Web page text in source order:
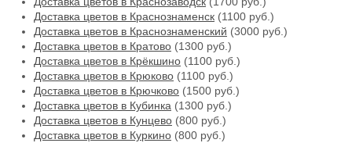
Доставка цветов в Краснознаменск (1100 руб.)
Доставка цветов в Краснознаменский (3000 руб.)
Доставка цветов в Кратово (1300 руб.)
Доставка цветов в Крёкшино (1100 руб.)
Доставка цветов в Крюково (1100 руб.)
Доставка цветов в Крючково (1500 руб.)
Доставка цветов в Кубинка (1300 руб.)
Доставка цветов в Кунцево (800 руб.)
Доставка цветов в Куркино (800 руб.)